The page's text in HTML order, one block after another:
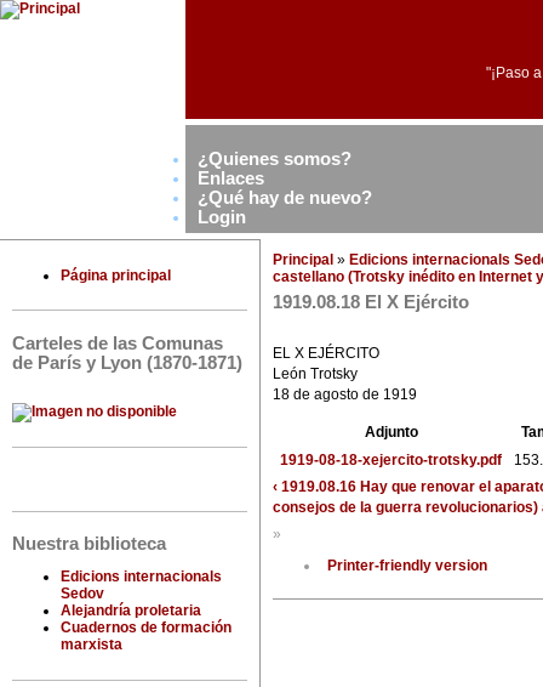
"¡Paso
¿Quienes somos?
Enlaces
¿Qué hay de nuevo?
Login
Página principal
Carteles de las Comunas
de París y Lyon (1870-1871)
Nuestra biblioteca
Edicions internacionals
Sedov
Alejandría proletaria
Cuadernos de formación
marxista
Principal » Edicions internacionals
castellano (Trotsky inédito en Internet
1919.08.18 El X Ejército
EL X EJÉRCITO
León Trotsky
18 de agosto de 1919
Adjunto
1919-08-18-xejercito-trotsky.pdf
‹ 1919.08.16 Hay que renovar el
consejos de la guerra revolucionarios)
»
Printer-friendly version